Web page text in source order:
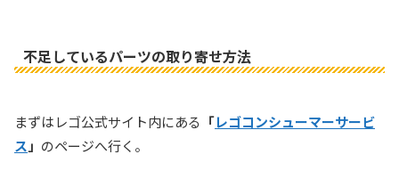
不足しているパーツの取り寄せ方法
まずはレゴ公式サイト内にある 「レゴコンシューマーサービ
ス 」 のページへ行く。